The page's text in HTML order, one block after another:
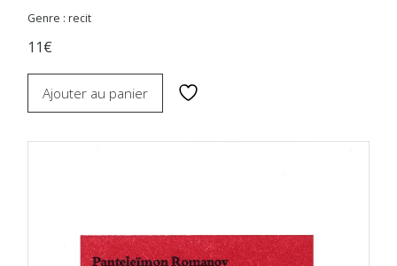
Genre : recit
11€
Ajouter au panier